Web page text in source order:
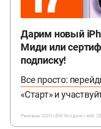
Дарим новый
Миди или
подписку!
Все просто:
«Старт» и
Реклама. ООО «БМ Холдинг» erid: